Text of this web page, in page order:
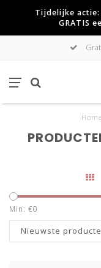
Tijdelijke
GRATIS
Home
Min: €0
Nieuwste